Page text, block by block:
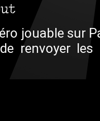
jouable sur
renvoyer